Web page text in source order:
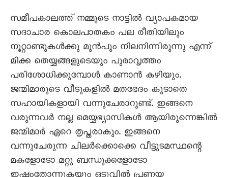
സമീപകാലത്ത് നമ്മുടെ നാട്ടിൽ വ്യാപകമായ
സദാചാര കൊലപാതകം പല രീതിയിലും
നൂറ്റാണ്ടുകൾക്കു മുൻപും നിലനിന്നിരുന്നു എന്ന്
മിക്ക തെയ്യങ്ങളുടെയും പുരാവൃത്തം
പരിശോധിക്കുമ്പോൾ കാണാൻ കഴിയും.
ജന്മിമാരുടെ വീടുകളിൽ മതഭേദം കൂടാതെ
സഹായികളായി വന്നുചേരാറുണ്ട്. ഇങ്ങനെ
വരുന്നവർ നല്ല മെയ്യഭ്യാസികൾ ആയിരുന്നെങ്കിൽ
ജന്മിമാർ ഏറെ തൃപ്തരാകും. ഇങ്ങനെ
വന്നുചേരുന്ന ചിലർക്കൊക്കെ വീട്ടുടമസ്ഥന്റെ
മകളോടോ മറ്റു ബന്ധുക്കളോടോ